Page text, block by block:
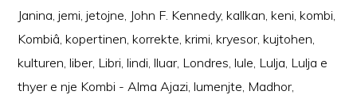
Janina,jemi,jetojne, John F. Kennedy,kallkan,keni,kombi,
Kombiâ,kopertinen,korrekte,krimi,kryesor,kujtohen,
kulturen,liber, Libri,lindi,lluar, Londres,lule, Lulja, Lulja e
thyer e nje Kombi - Alma Ajazi,lumenjte, Madhor,